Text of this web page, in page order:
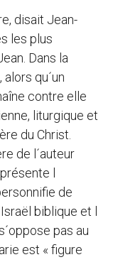
disait Jean-
les plus
Dans la
qu´un
contre elle
liturgique et
du Christ.
de l´auteur
l
de
biblique et l
pas au
est « figure